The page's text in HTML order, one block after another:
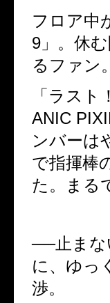
フロア中
9 」。休
るファン。
「ラス
ANIC
ンバーは
で指揮棒
た。まる
──止まな
に、ゆっ
渉。